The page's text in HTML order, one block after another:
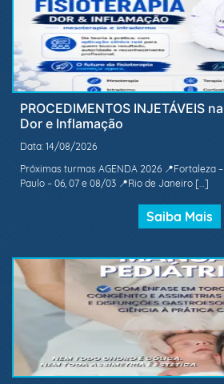
PROCEDIMENTOS INJETÁVEIS
Dor e Inflamação
Data: 14/08/2026
Próximas turmas AGENDA 2026 📍Fortaleza
Paulo – 06, 07 e 08/03 📍Rio de Janeiro […]
Saiba Mais